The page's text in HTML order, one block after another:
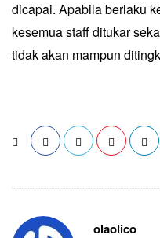
dicapai. Apabila berlaku
kesemua staff ditukar
tidak akan mampun
olaolico